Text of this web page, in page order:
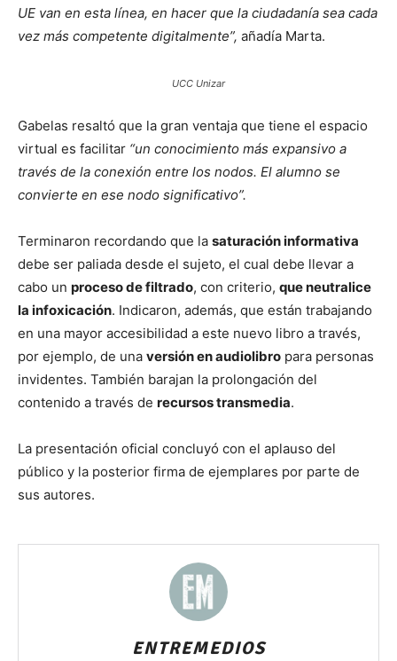
UE van en esta línea, en hacer que la ciudadanía sea cada
vez más competente digitalmente”, añadía Marta.
UCC Unizar
Gabelas resaltó que la gran ventaja que tiene el espacio
virtual es facilitar “un conocimiento más expansivo a
través de la conexión entre los nodos. El alumno se
convierte en ese nodo significativo”.
Terminaron recordando que la saturación informativa
debe ser paliada desde el sujeto, el cual debe llevar a
cabo un proceso de filtrado, con criterio, que neutralice
la infoxicación. Indicaron, además, que están trabajando
en una mayor accesibilidad a este nuevo libro a través,
por ejemplo, de una versión en audiolibro para personas
invidentes. También barajan la prolongación del
contenido a través de recursos transmedia.
La presentación oficial concluyó con el aplauso del
público y la posterior firma de ejemplares por parte de
sus autores.
ENTREMEDIOS